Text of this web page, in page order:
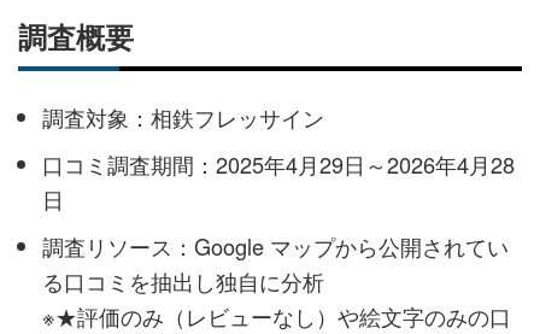
調査概要
調査対象：相鉄フレッサイン
口コミ調査期間：2025年4月29日～2026年4月28
日
調査リソース：Google マップから公開されてい
る口コミを抽出し独自に分析
※★評価のみ（レビューなし）や絵文字のみの口